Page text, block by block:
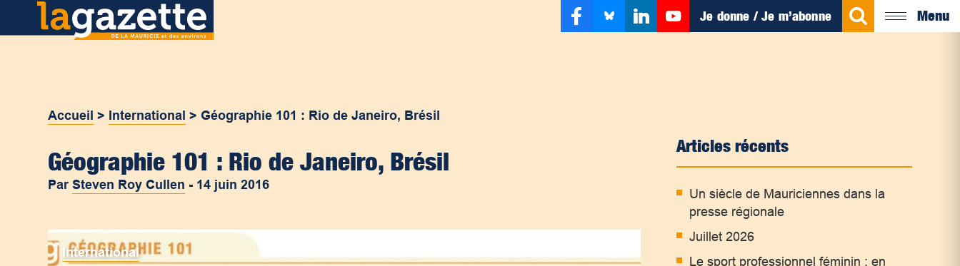
Je donne / Je m’abonne Menu
Accueil > International >Géographie 101 : Rio de Janeiro, Brésil
Géographie 101 : Rio de Janeiro, Brésil
ParSteven Roy Cullen - 14 juin 2016
International
Articles récents
Un siècle de Mauriciennes dans la
presse régionale
Juillet 2026
Le sport professionnel féminin : en